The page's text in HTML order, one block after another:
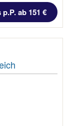
p.P. ab 151 €